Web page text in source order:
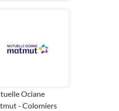
Ociane
- Colomiers